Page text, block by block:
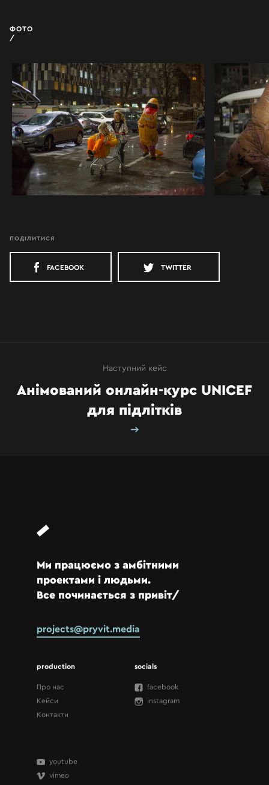
ФОТО
ПОДІЛИТИСЯ
FACEBOOK TWITTER
Наступний кейс
Анімований онлайн-курс UNICEF
для підлітків
Ми працюємо з амбітними
проектами і людьми.
Все починається з привіт/
projects@pryvit.media
production
Про нас
Кейси
Контакти
socials
facebook
instagram
youtube
vimeo